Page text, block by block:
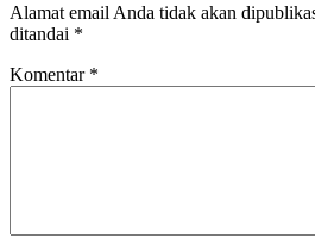
Alamat email Anda tidak akan
ditandai *
Komentar *